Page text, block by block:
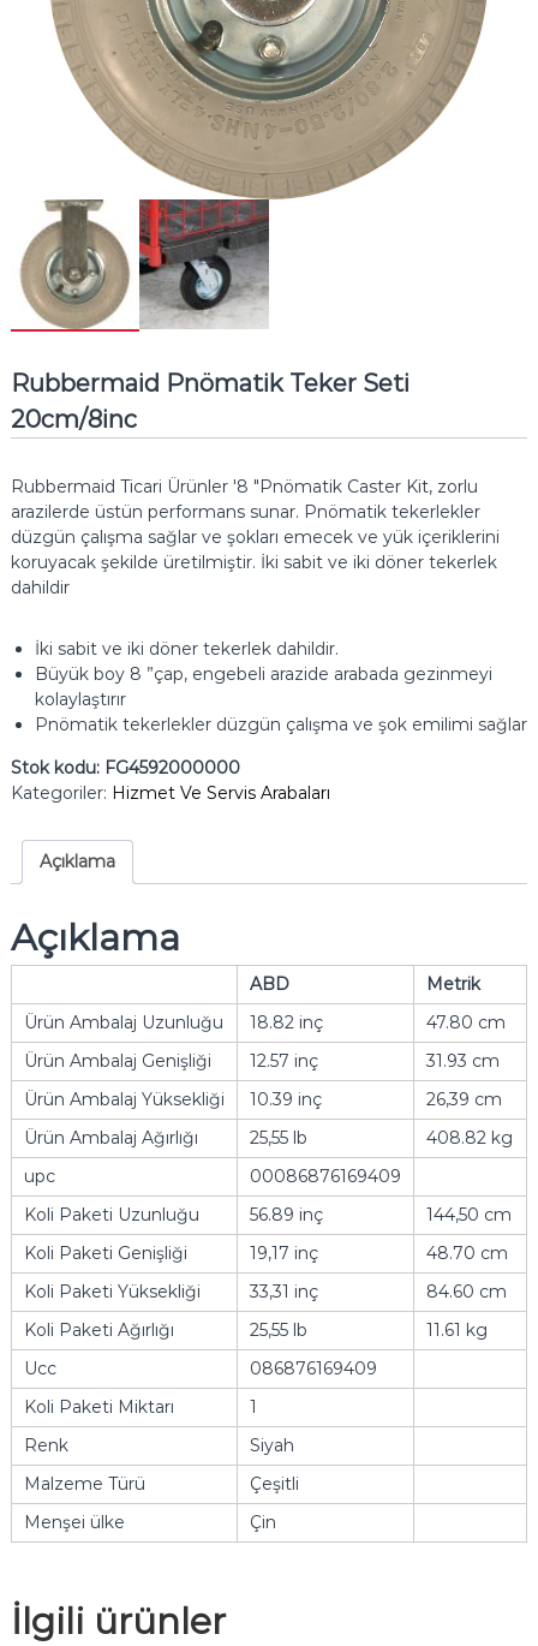
Rubbermaid Pnömatik Teker Seti
20cm/8inc
Rubbermaid Ticari Ürünler '8 "Pnömatik Caster Kit, zorlu
arazilerde üstün performans sunar. Pnömatik tekerlekler
düzgün çalışma sağlar ve şokları emecek ve yük içeriklerini
koruyacak şekilde üretilmiştir. İki sabit ve iki döner tekerlek
dahildir
İki sabit ve iki döner tekerlek dahildir.
Büyük boy 8 ”çap, engebeli arazide arabada gezinmeyi
kolaylaştırır
Pnömatik tekerlekler düzgün çalışma ve şok emilimi sağlar
Stok kodu: FG4592000000
Kategoriler: Hizmet Ve Servis Arabaları
Açıklama
Açıklama
ABD
Metrik
Ürün Ambalaj Uzunluğu
18.82 inç
47.80 cm
Ürün Ambalaj Genişliği
12.57 inç
31.93 cm
Ürün Ambalaj Yüksekliği
10.39 inç
26,39 cm
Ürün Ambalaj Ağırlığı
25,55 lb
408.82 kg
upc
00086876169409
Koli Paketi Uzunluğu
56.89 inç
144,50 cm
Koli Paketi Genişliği
19,17 inç
48.70 cm
Koli Paketi Yüksekliği
33,31 inç
84.60 cm
Koli Paketi Ağırlığı
25,55 lb
11.61 kg
Ucc
086876169409
Koli Paketi Miktarı
1
Renk
Siyah
Malzeme Türü
Çeşitli
Menşei ülke
Çin
İlgili ürünler